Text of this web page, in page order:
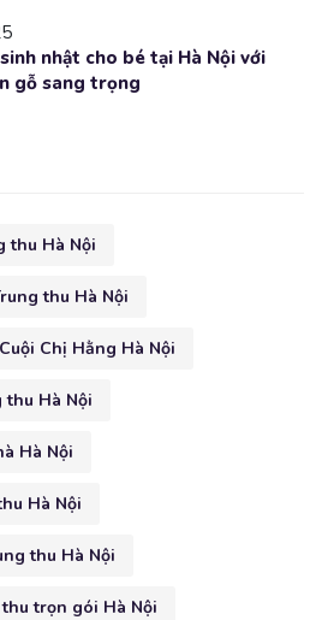
nhật cho bé tại Hà Nội với
gỗ sang trọng
thu Hà Nội
thu Hà Nội
Chị Hằng Hà Nội
thu Hà Nội
Hà Nội
Hà Nội
thu Hà Nội
trọn gói Hà Nội